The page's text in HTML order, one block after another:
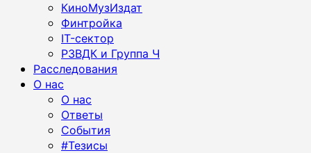
КиноМузИздат
Финтройка
IT-сектор
РЗВДК и Группа Ч
Расследования
О нас
О нас
Ответы
События
#Тезисы